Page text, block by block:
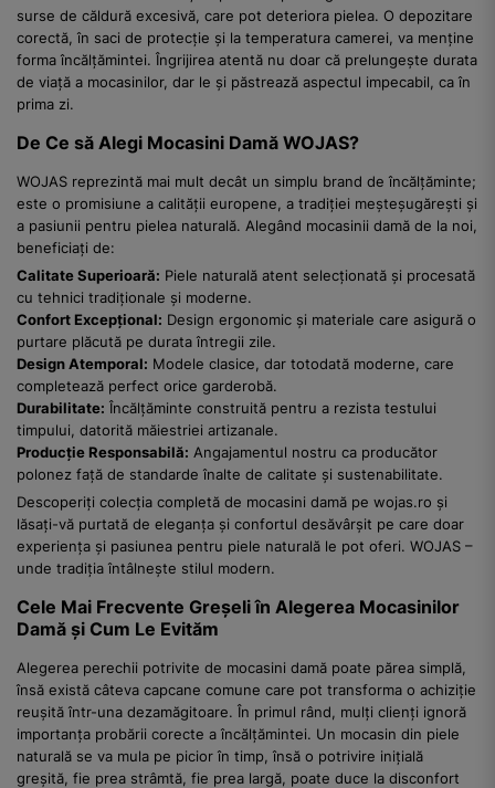
surse de căldură excesivă, care pot deteriora pielea. O depozitare
corectă, în saci de protecție și la temperatura camerei, va menține
forma încălțămintei. Îngrijirea atentă nu doar că prelungește durata
de viață a mocasinilor, dar le și păstrează aspectul impecabil, ca în
prima zi.
De Ce să Alegi Mocasini Damă WOJAS?
WOJAS reprezintă mai mult decât un simplu brand de încălțăminte;
este o promisiune a calității europene, a tradiției meșteșugărești și
a pasiunii pentru pielea naturală. Alegând mocasinii damă de la noi,
beneficiați de:
Calitate Superioară: Piele naturală atent selecționată și procesată
cu tehnici tradiționale și moderne.
Confort Excepțional: Design ergonomic și materiale care asigură o
purtare plăcută pe durata întregii zile.
Design Atemporal: Modele clasice, dar totodată moderne, care
completează perfect orice garderobă.
Durabilitate: Încălțăminte construită pentru a rezista testului
timpului, datorită măiestriei artizanale.
Producție Responsabilă: Angajamentul nostru ca producător
polonez față de standarde înalte de calitate și sustenabilitate.
Descoperiți colecția completă de mocasini damă pe wojas.ro și
lăsați-vă purtată de eleganța și confortul desăvârșit pe care doar
experiența și pasiunea pentru piele naturală le pot oferi. WOJAS –
unde tradiția întâlnește stilul modern.
Cele Mai Frecvente Greșeli în Alegerea Mocasinilor
Damă și Cum Le Evităm
Alegerea perechii potrivite de mocasini damă poate părea simplă,
însă există câteva capcane comune care pot transforma o achiziție
reușită într-una dezamăgitoare. În primul rând, mulți clienți ignoră
importanța probării corecte a încălțămintei. Un mocasin din piele
naturală se va mula pe picior în timp, însă o potrivire inițială
greșită, fie prea strâmtă, fie prea largă, poate duce la disconfort